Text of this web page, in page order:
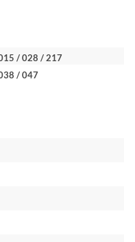
/ 028 / 217
/ 047